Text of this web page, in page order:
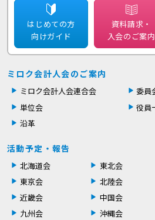
はじめての方
向けガイド
資料請求・
入会のご案内
ミロク会計人会のご案内
ミロク会計人会連合会
委員
単位会
役員
沿革
活動予定・報告
北海道会 東北会
東京会
北陸会
近畿会
中国会
九州会
沖縄会